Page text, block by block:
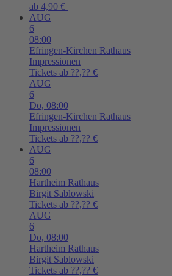
ab 4,90 €
AUG
6
08:00
Efringen-Kirchen Rathaus
Impressionen
Tickets ab ??,?? €
AUG
6
Do, 08:00
Efringen-Kirchen Rathaus
Impressionen
Tickets ab ??,?? €
AUG
6
08:00
Hartheim Rathaus
Birgit Sablowski
Tickets ab ??,?? €
AUG
6
Do, 08:00
Hartheim Rathaus
Birgit Sablowski
Tickets ab ??,?? €